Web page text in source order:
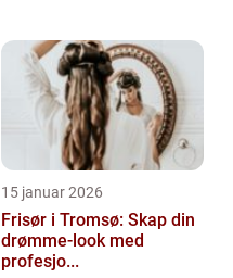
15 januar 2026
Frisør i Tromsø: Skap din
drømme-look med
profesjo...